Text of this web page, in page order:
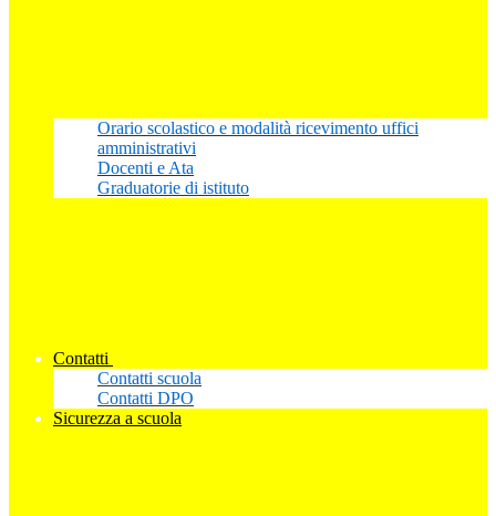
Orario scolastico e modalità ricevimento uffici
amministrativi
Docenti e Ata
Graduatorie di istituto
Contatti
Contatti scuola
Contatti DPO
Sicurezza a scuola